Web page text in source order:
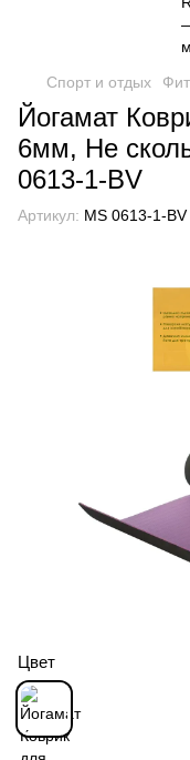
Спорт и отдых
Йогамат
6мм, Не
0613-1-BV
Артикул: MS 0613-1-BV
Цвет